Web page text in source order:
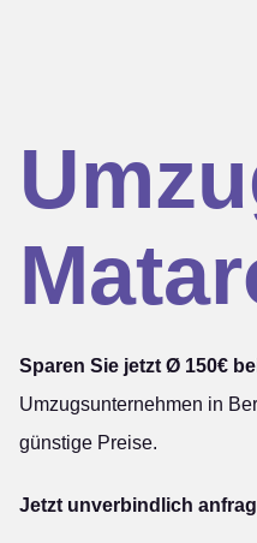
Sparen Sie jetzt Ø 150€
Umzugsunternehmen in
günstige Preise.
Jetzt unverbindlich